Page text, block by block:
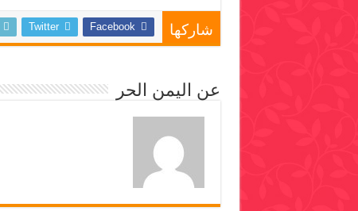
شاركها Facebook
Twitter
عن اليمن الحر